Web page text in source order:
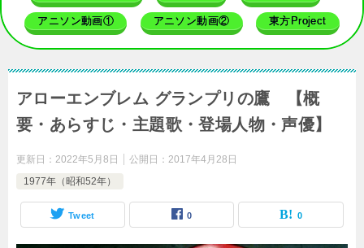
アニソン動画① アニソン動画② 東方Project
アローエンブレム グランプリの鷹 【概
要・あらすじ・主題歌・登場人物・声優】
更新日： 2022年5月8日 公開日： 2017年4月28日
1977年（昭和52年）
Tweet 0 0